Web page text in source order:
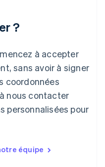
?
à accepter
sans avoir à signer
coordonnées
nous contacter
personnalisées pour
équipe